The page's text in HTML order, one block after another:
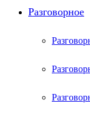
Разговорное